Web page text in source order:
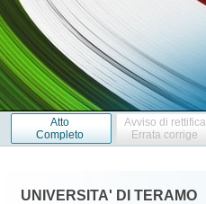
Atto
Completo
Avviso di rettifica
Errata corrige
UNIVERSITA' DI TERAMO